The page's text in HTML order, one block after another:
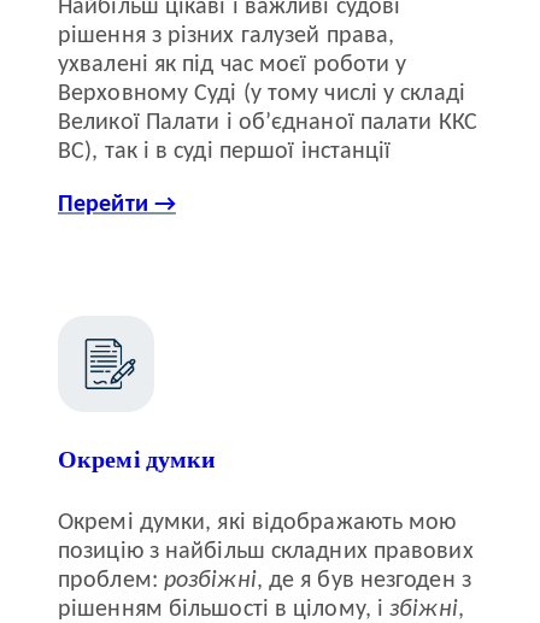
Найбільш цікаві і важливі судові
рішення з різних галузей права,
ухвалені як під час моєї роботи у
Верховному Суді (у тому числі у складі
Великої Палати і об’єднаної палати ККС
ВС), так і в суді першої інстанції
Перейти →
Окремі думки
Окремі думки, які відображають мою
позицію з найбільш складних правових
проблем: розбіжні, де я був незгоден з
рішенням більшості в цілому, ізбіжні,